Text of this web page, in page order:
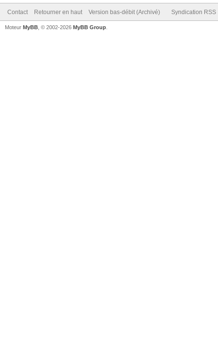
Contact Retourner en haut Version bas-débit (Archivé) Syndication RSS
Moteur MyBB , © 2002-2026 MyBB Group